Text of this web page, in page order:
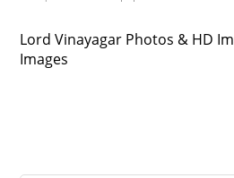
Lord Vinayagar Photos & HD
Images